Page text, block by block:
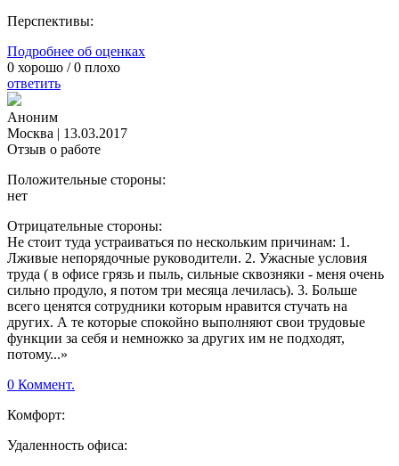
Перспективы:
Подробнее об оценках
0 хорошо /0 плохо
ответить
Аноним
Москва | 13.03.2017
Отзыв о работе
Положительные стороны:
нет
Отрицательные стороны:
Не стоит туда устраиваться по нескольким причинам: 1.
Лживые непорядочные руководители. 2. Ужасные условия
труда ( в офисе грязь и пыль, сильные сквозняки - меня очень
сильно продуло, я потом три месяца лечилась). 3. Больше
всего ценятся сотрудники которым нравится стучать на
других. А те которые спокойно выполняют свои трудовые
функции за себя и немножко за других им не подходят,
потому...»
0 Коммент.
Комфорт:
Удаленность офиса: